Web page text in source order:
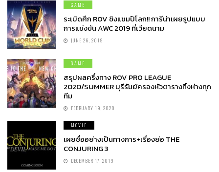
GAME
ระเบิดศึก ROV ชิงแชมป์โลก!! การีน่าเผยรูปแบบ
การแข่งขัน AWC 2019 ที่เวียดนาม
JUNE 26, 2019
GAME
สรุปผลครึ่งทาง ROV PRO LEAGUE
2020/SUMMER บุรีรัมย์ครองหัวตารางทิ้งห่างทุก
ทีม
FEBRUARY 19, 2020
MOVIE
เผยชื่ออย่างเป็นทางการ+เรื่องย่อ THE
CONJURING 3
DECEMBER 17, 2019